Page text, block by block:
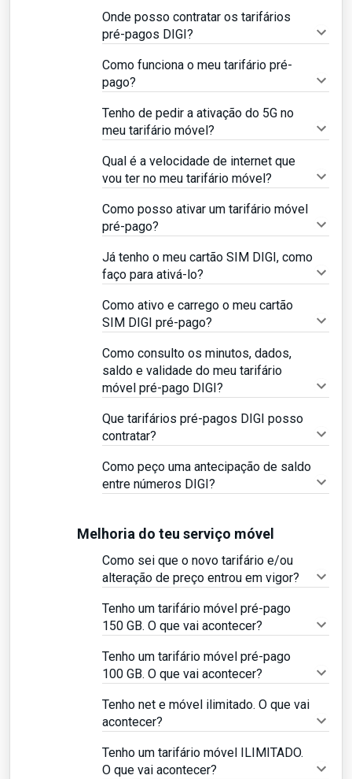
Onde posso contratar os tarifários
pré-pagos DIGI?
Como funciona o meu tarifário pré-
pago?
Tenho de pedir a ativação do 5G no
meu tarifário móvel?
Qual é a velocidade de internet que
vou ter no meu tarifário móvel?
Como posso ativar um tarifário móvel
pré-pago?
Já tenho o meu cartão SIM DIGI, como
faço para ativá-lo?
Como ativo e carrego o meu cartão
SIM DIGI pré-pago?
Como consulto os minutos, dados,
saldo e validade do meu tarifário
móvel pré-pago DIGI?
Que tarifários pré-pagos DIGI posso
contratar?
Como peço uma antecipação de saldo
entre números DIGI?
Melhoria do teu serviço móvel
Como sei que o novo tarifário e/ou
alteração de preço entrou em vigor?
Tenho um tarifário móvel pré-pago
150 GB. O que vai acontecer?
Tenho um tarifário móvel pré-pago
100 GB. O que vai acontecer?
Tenho net e móvel ilimitado. O que vai
acontecer?
Tenho um tarifário móvel ILIMITADO.
O que vai acontecer?